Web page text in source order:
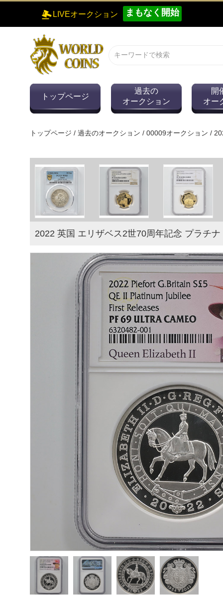
LIVEオークション まもなく開始
トップページ
過去の
オークション
開
オー
トップページ / 過去のオークション / 00009オークション /
2022 英国 エリザベス2世70周年記念 プラチ